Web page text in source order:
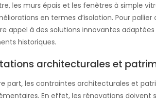
les murs épais et les fenêtres à simple
en termes d’isolation. Pour
appel à des solutions innovantes
historiques.
architecturales et
part, les contraintes architecturales et
En effet, les rénovations doivent